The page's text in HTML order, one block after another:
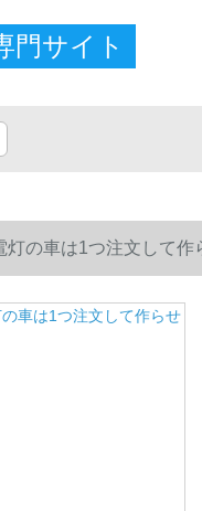
門サイト
の車は1つ注文して作